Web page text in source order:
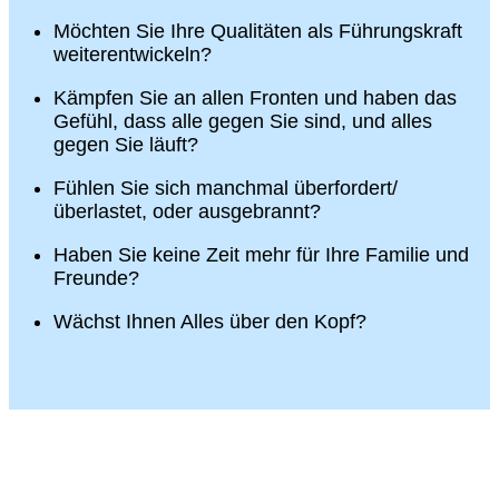
Möchten Sie Ihre Qualitäten als Führungskraft
weiterentwickeln?
Kämpfen Sie an allen Fronten und haben das
Gefühl, dass alle gegen Sie sind, und alles
gegen Sie läuft?
Fühlen Sie sich manchmal überfordert/
überlastet, oder ausgebrannt?
Haben Sie keine Zeit mehr für Ihre Familie und
Freunde?
Wächst Ihnen Alles über den Kopf?